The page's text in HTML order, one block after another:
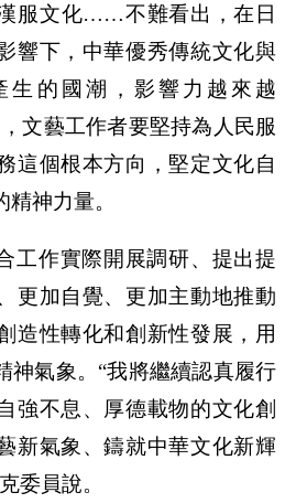
服文化……不難看出，在日
響下，中華優秀傳統文化與
生的國潮，影響力越來越
文藝工作者要堅持為人民服
這個根本方向，堅定文化自
神力量。
工作實際開展調研、提出提
更加自覺、更加主動地推動
造性轉化和創新性發展，用
神氣象。“我將繼續認真履行
強不息、厚德載物的文化創
新氣象、鑄就中華文化新輝
委員說。